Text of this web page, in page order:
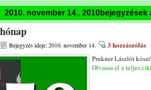
és a 2025.
Dálnoki József 90 éves
2010. november 14., 2010bejegyzések
Bejegyzés ideje: 2010. november 14. 3 hozzászólás
Prukner Lászlót
Olvassa el a teljes